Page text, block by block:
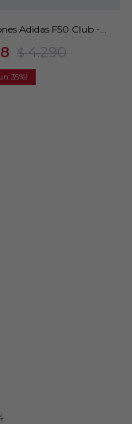
Adidas F50 Club -
$ 4.290
35